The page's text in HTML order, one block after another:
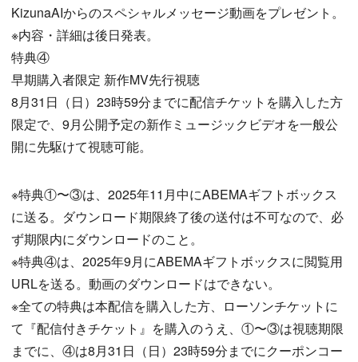
KizunaAIからのスペシャルメッセージ動画をプレゼント。
※内容・詳細は後日発表。
特典④
早期購入者限定 新作MV先行視聴
8月31日（日）23時59分までに配信チケットを購入した方
限定で、9月公開予定の新作ミュージックビデオを一般公
開に先駆けて視聴可能。
※特典①〜③は、2025年11月中にABEMAギフトボックス
に送る。ダウンロード期限終了後の送付は不可なので、必
ず期限内にダウンロードのこと。
※特典④は、2025年9月にABEMAギフトボックスに閲覧用
URLを送る。動画のダウンロードはできない。
※全ての特典は本配信を購入した方、ローソンチケットに
て『配信付きチケット』を購入のうえ、①〜③は視聴期限
までに、④は8月31日（日）23時59分までにクーポンコー